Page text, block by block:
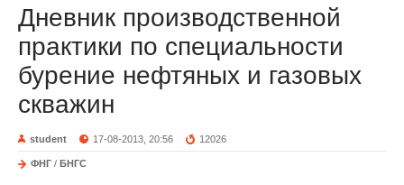
Дневник производственной
практики по специальности
бурение нефтяных и газовых
скважин
student 17-08-2013, 20:56 12026
ФНГ / БНГС